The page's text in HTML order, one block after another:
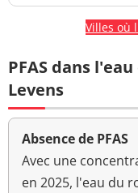
Villes où
PFAS dans
Levens
Absence de PFAS
Avec une
en 2025, l'eau du